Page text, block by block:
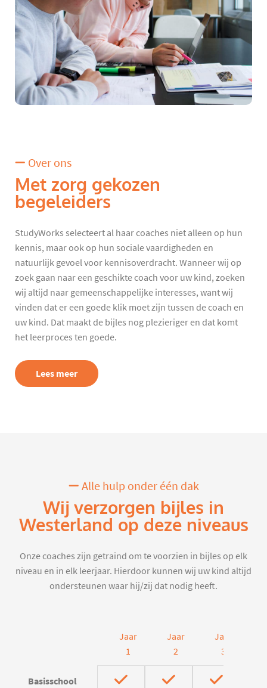
Over ons
Met zorg gekozen
begeleiders
StudyWorks selecteert al haar coaches niet alleen op hun
kennis, maar ook op hun sociale vaardigheden en
natuurlijk gevoel voor kennisoverdracht. Wanneer wij op
zoek gaan naar een geschikte coach voor uw kind, zoeken
wij altijd naar gemeenschappelijke interesses, want wij
vinden dat er een goede klik moet zijn tussen de coach en
uw kind. Dat maakt de bijles nog plezieriger en dat komt
het leerproces ten goede.
Lees meer
Alle hulp onder één dak
Wij verzorgen bijles in
Westerland op deze niveaus
Onze coaches zijn getraind om te voorzien in bijles op elk
niveau en in elk leerjaar. Hierdoor kunnen wij uw kind altijd
ondersteunen waar hij/zij dat nodig heeft.
Jaar
1
Jaar
2
Jaar
3
Basisschool